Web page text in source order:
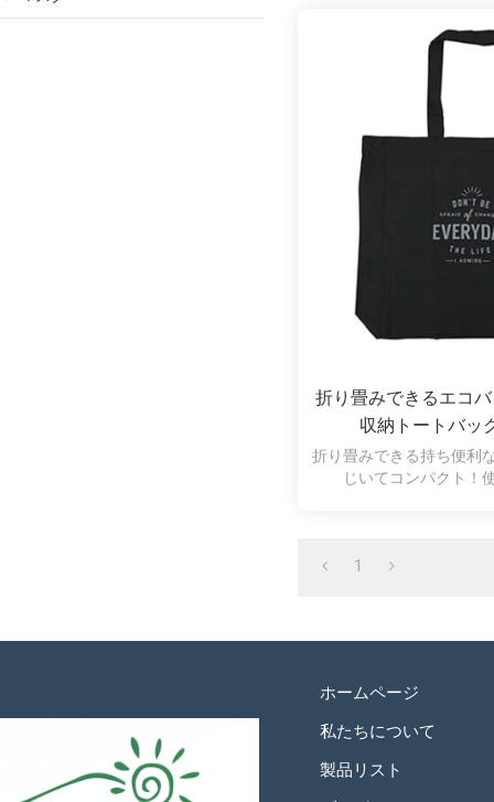
折り畳みできるエコ
収納トートバ
折り畳みできる持ち便
じいてコンパクト！
1
ホームページ
私たちについて
製品リスト